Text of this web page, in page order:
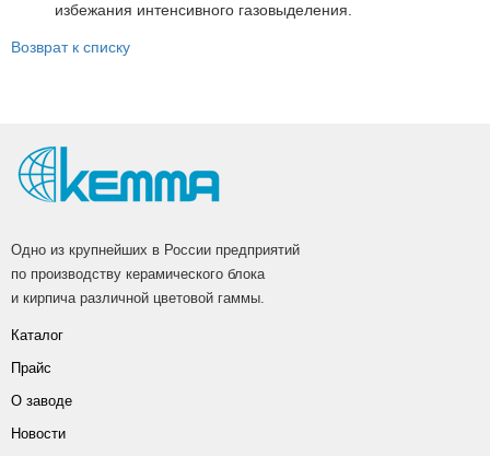
избежания интенсивного газовыделения.
Возврат к списку
Одно из крупнейших в России предприятий
по производству керамического блока
и кирпича различной цветовой гаммы.
Каталог
Прайс
О заводе
Новости